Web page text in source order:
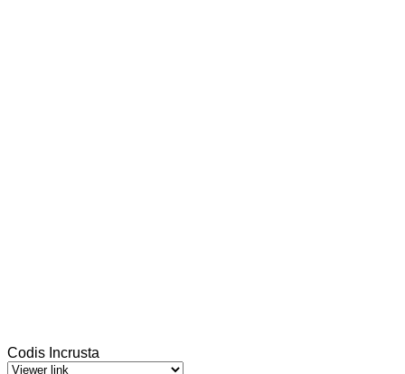
Codis Incrusta